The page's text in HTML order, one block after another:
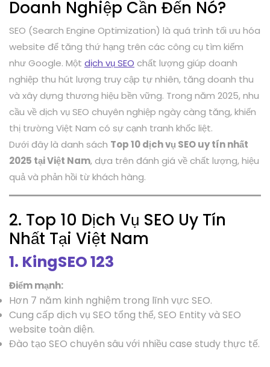
Doanh Nghiệp Cần Đến Nó?
SEO (Search Engine Optimization) là quá trình tối ưu hóa
website để tăng thứ hạng trên các công cụ tìm kiếm
như Google. Một dịch vụ SEO chất lượng giúp doanh
nghiệp thu hút lượng truy cập tự nhiên, tăng doanh thu
và xây dựng thương hiệu bền vững. Trong năm 2025, nhu
cầu về dịch vụ SEO chuyên nghiệp ngày càng tăng, khiến
thị trường Việt Nam có sự cạnh tranh khốc liệt.
Dưới đây là danh sách Top 10 dịch vụ SEO uy tín nhất
2025 tại Việt Nam, dựa trên đánh giá về chất lượng, hiệu
quả và phản hồi từ khách hàng.
2. Top 10 Dịch Vụ SEO Uy Tín
Nhất Tại Việt Nam
1. KingSEO 123
Điểm mạnh:
Hơn 7 năm kinh nghiệm trong lĩnh vực SEO.
Cung cấp dịch vụ SEO tổng thể, SEO Entity và SEO
website toàn diện.
Đào tạo SEO chuyên sâu với nhiều case study thực tế.